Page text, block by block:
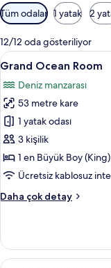
Odalar
için
mevcut
filtreler
Tüm odalar 1 yatak 2
12/12 oda gösteriliyor
Grand
Ocean
Room
için
tüm
fotoğrafları
görün
10
Grand Ocean Room
Deniz manzarası
53 metre kare
1 yatak odası
3 kişilik
1 en Büyük Boy
Ücretsiz kablosuz
Daha çok detay
Grand
daha
fazla